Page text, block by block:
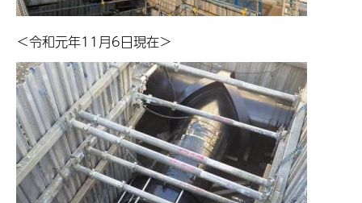
＜令和元年11月6日現在＞